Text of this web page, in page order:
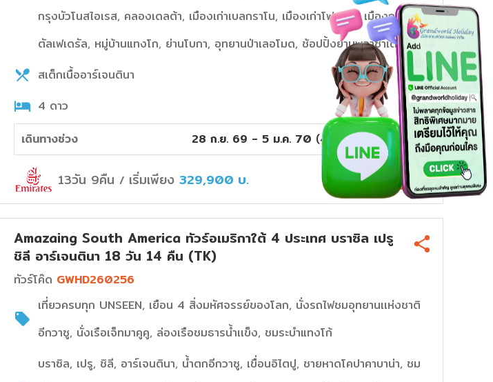
กรุงบัวโนสไอเรส, คลองเดลต้า, เมืองเก่าเบลกราโน, เมืองเก่าโฟลเรส, เมืองกาปี
ตัลเฟเดรัล, หมู่บ้านแทงโก, ย่านโบกา, อุทยานป่าเลอโมด, ช้อปปิ้งย่านพลาซ่าเดอมาโย
สเต็กเนื้ออาร์เจนตินา
4 ดาว
เดินทางช่วง
28 ก.ย. 69 - 5 ม.ค. 70 (4ช่วงวันเดินทาง)
13วัน 9คืน / เริ่มเพียง329,900 บ. ดูรายละเอียด
Amazaing South America ทัวร์อเมริกาใต้ 4 ประเทศ บราซิล เปรู
ชิลี อาร์เจนตินา 18 วัน 14 คืน (TK)
ทัวร์โค๊ด GWHD260256
เที่ยวครบทุก UNSEEN, เยือน 4 สิ่งมหัศจรรย์ของโลก, นั่งรถไฟชมอุทยานเเห่งชาติ
อีกวาซู, นั่งเรือเจ็ทมาคูคู, ล่องเรือชมธารน้ำเเข็ง, ชมระบำแทงโก้
บราซิล, เปรู, ชิลี, อาร์เจนตินา, น้ำตกอีกวาซู, เขื่อนอิไตปู, ชายหาดโคปาคาบาน่า, ชม